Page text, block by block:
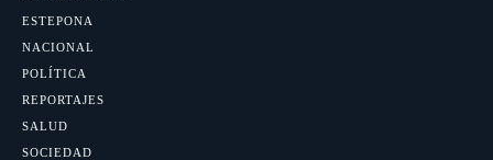
ESTEPONA
NACIONAL
POLÍTICA
REPORTAJES
SALUD
SOCIEDAD